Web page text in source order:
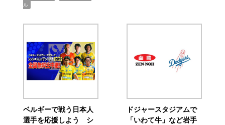
ル
ベルギーで戦う日本人
選手を応援しよう シ
ドジャースタジアムで
「いわて牛」など岩手